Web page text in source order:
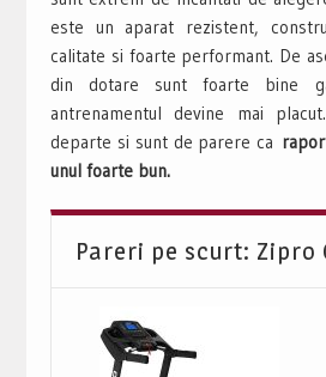
este un aparat rezistent,
calitate si foarte performant. De
din dotare sunt foarte bine
antrenamentul devine mai
departe si sunt de parere ca
unul foarte bun.
Pareri pe scurt: Zipro